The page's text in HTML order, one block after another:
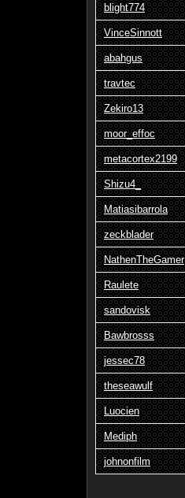
blight774
VinceSinnott
abahgus
travtec
Zekiro13
moor_effoc
metacortex2199
Shizu4_
Matiasibarrola
zeckblader
NathenTheGamer
Raulete
sandovisk
Bawbrosss
jessec78
theseawulf
Luocien
Mediph
johnonfilm